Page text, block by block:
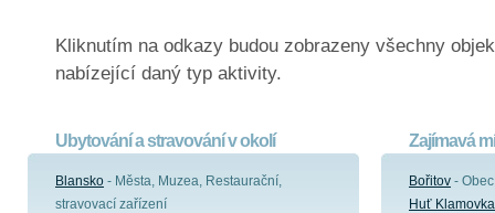
Kliknutím na odkazy budou zobrazeny všechny
nabízející daný typ aktivity.
Ubytování a stravování v okolí
Blansko - Města, Muzea, Restaurační,
stravovací zařízení
Zajímavá
Bořitov - Obec
Huť Klamovka